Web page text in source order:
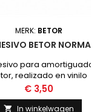
MERK: BETOR
BETOR NORMAL
para amortiguador
realizado en vinilo
con impresion, como
PRECIO POR UNIDAD
Prijs
€ 3,50
 In winkelwagen